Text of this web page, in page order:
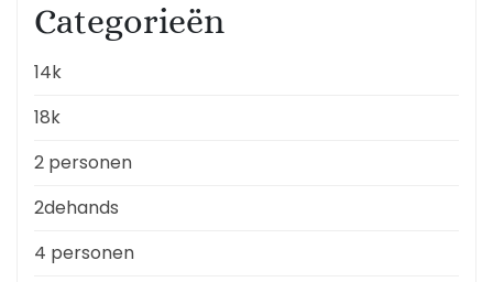
Categorieën
14k
18k
2 personen
2dehands
4 personen